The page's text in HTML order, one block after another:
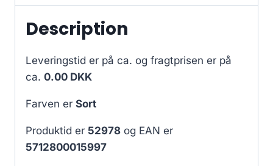
Description
Leveringstid er på ca. og fragtprisen er på
ca. 0.00 DKK
Farven er Sort
Produktid er 52978 og EAN er
5712800015997